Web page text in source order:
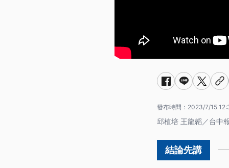
發布時間： 2023/7/15
邱植培 王龍韜／台中